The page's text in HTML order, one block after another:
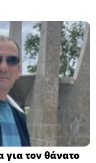
τον θάνατο